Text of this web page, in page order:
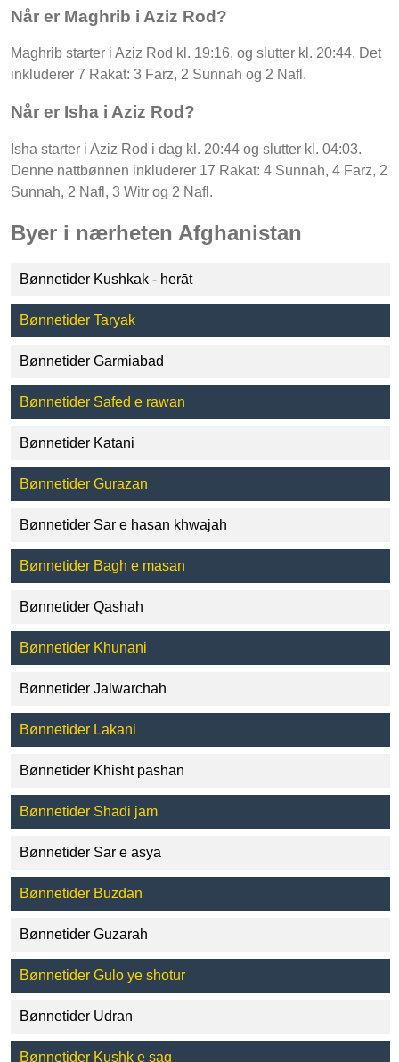
Når er Maghrib i Aziz Rod?
Maghrib starter i Aziz Rod kl. 19:16, og slutter kl. 20:44. Det
inkluderer 7 Rakat: 3 Farz, 2 Sunnah og 2 Nafl.
Når er Isha i Aziz Rod?
Isha starter i Aziz Rod i dag kl. 20:44 og slutter kl. 04:03.
Denne nattbønnen inkluderer 17 Rakat: 4 Sunnah, 4 Farz, 2
Sunnah, 2 Nafl, 3 Witr og 2 Nafl.
Byer i nærheten Afghanistan
Bønnetider Kushkak - herāt
Bønnetider Taryak
Bønnetider Garmiabad
Bønnetider Safed e rawan
Bønnetider Katani
Bønnetider Gurazan
Bønnetider Sar e hasan khwajah
Bønnetider Bagh e masan
Bønnetider Qashah
Bønnetider Khunani
Bønnetider Jalwarchah
Bønnetider Lakani
Bønnetider Khisht pashan
Bønnetider Shadi jam
Bønnetider Sar e asya
Bønnetider Buzdan
Bønnetider Guzarah
Bønnetider Gulo ye shotur
Bønnetider Udran
Bønnetider Kushk e saq